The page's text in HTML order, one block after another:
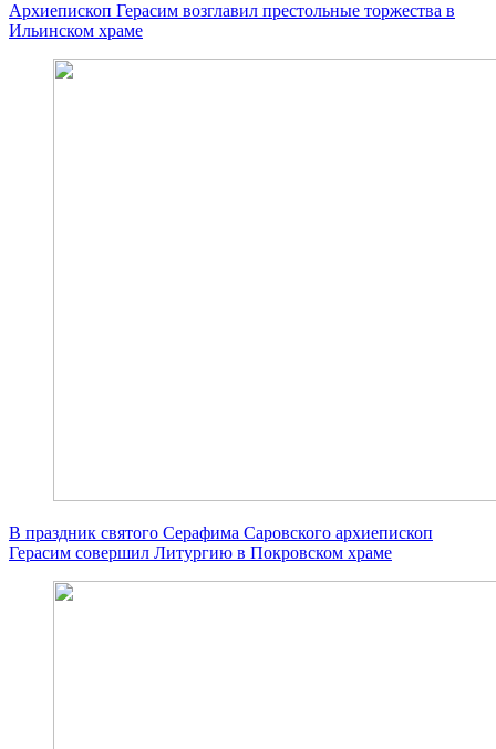
Архиепископ Герасим возглавил престольные торжества в
Ильинском храме
В праздник святого Серафима Саровского архиепископ
Герасим совершил Литургию в Покровском храме